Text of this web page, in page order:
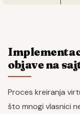
objave na
Proces kreiranja
što mnogi vlasnici